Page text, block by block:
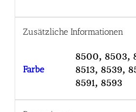
Zusätzliche Informationen
Farbe
8500, 8503,
8513, 8539,
8591, 8593